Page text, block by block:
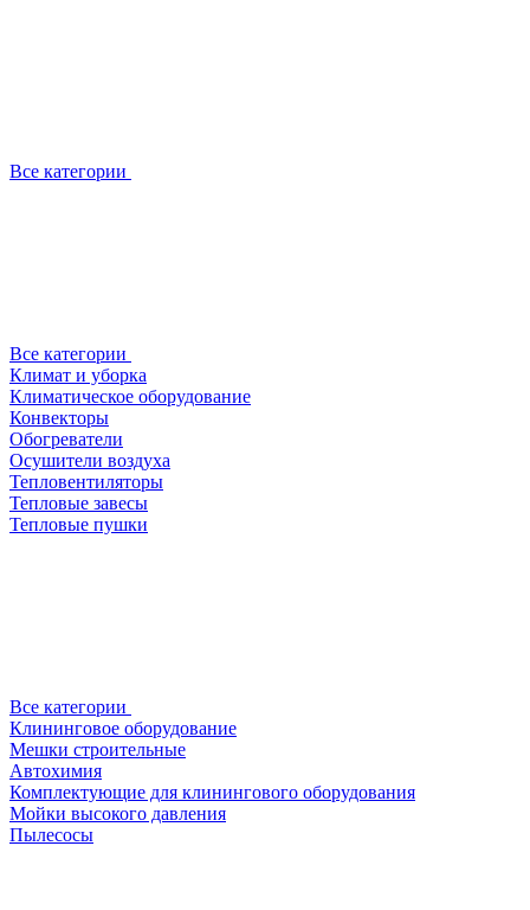
Все категории
Все категории
Климат и уборка
Климатическое оборудование
Конвекторы
Обогреватели
Осушители воздуха
Тепловентиляторы
Тепловые завесы
Тепловые пушки
Все категории
Клининговое оборудование
Мешки строительные
Автохимия
Комплектующие для клинингового оборудования
Мойки высокого давления
Пылесосы